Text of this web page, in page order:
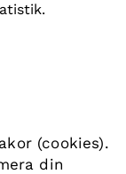
(cookies).
din